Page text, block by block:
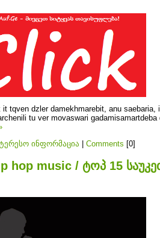
tqven dzler damekhmarebit, anu saebaria,
tu ver movaswari
ინფორმაცია Comments [0]
hop music / ტოპ 15